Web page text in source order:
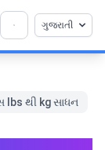
ગુજરાતી
lbs થી kg સાધન
શ્રેષ્ઠ
×